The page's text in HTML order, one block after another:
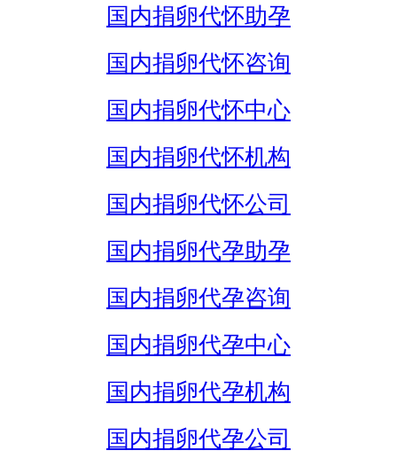
国内捐卵代怀助孕
国内捐卵代怀咨询
国内捐卵代怀中心
国内捐卵代怀机构
国内捐卵代怀公司
国内捐卵代孕助孕
国内捐卵代孕咨询
国内捐卵代孕中心
国内捐卵代孕机构
国内捐卵代孕公司